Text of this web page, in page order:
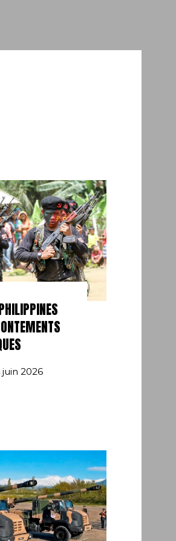
juin 2026